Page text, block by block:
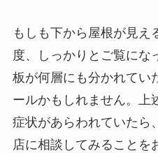
もしも下から屋根が見え
度、しっかりとご覧にな
板が何層にも分かれてい
ールかもしれません。上
症状があらわれていたら
店に相談してみることを